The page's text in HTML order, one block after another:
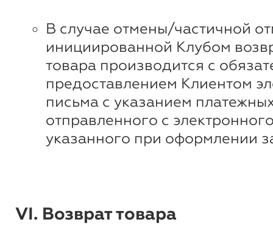
В случае отмены/частичной
инициированной Клубом
товара производится с
предоставлением Клиентом
письма с указанием
отправленного с
указанного при оформлении
VI. Возврат товара